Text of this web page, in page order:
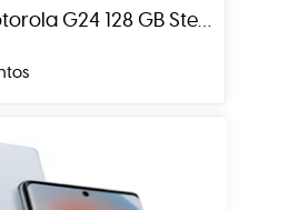
G24 128 GB Steel